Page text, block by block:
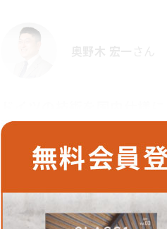
超大型折戸はドイツのガート
イツ仕様で動くメカニズム関
使いやすいように製品の標準